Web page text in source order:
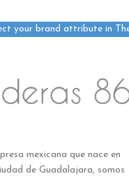
your brand attribute in
mexicana que nace en
de Guadalajara, somos